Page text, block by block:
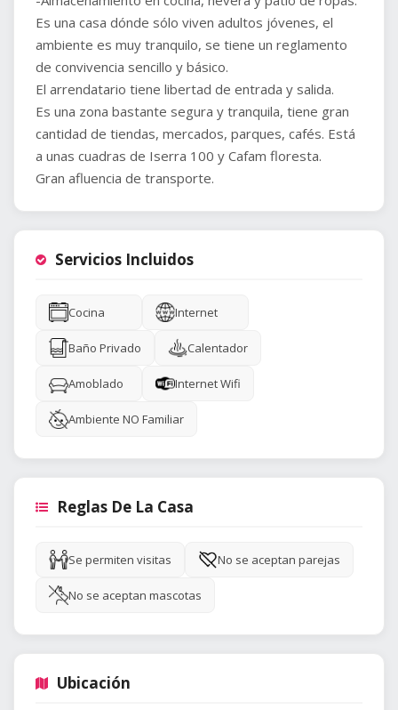
Es una casa dónde sólo viven adultos jóvenes, el
ambiente es muy tranquilo, se tiene un reglamento
de convivencia sencillo y básico.
El arrendatario tiene libertad de entrada y salida.
Es una zona bastante segura y tranquila, tiene gran
cantidad de tiendas, mercados, parques, cafés. Está
a unas cuadras de Iserra 100 y Cafam floresta.
Gran afluencia de transporte.
Servicios Incluidos
Cocina Internet
Baño Privado Calentador
Amoblado Internet Wifi
Ambiente NO Familiar
Reglas De La Casa
Se permiten visitas No se aceptan parejas
No se aceptan mascotas
Ubicación